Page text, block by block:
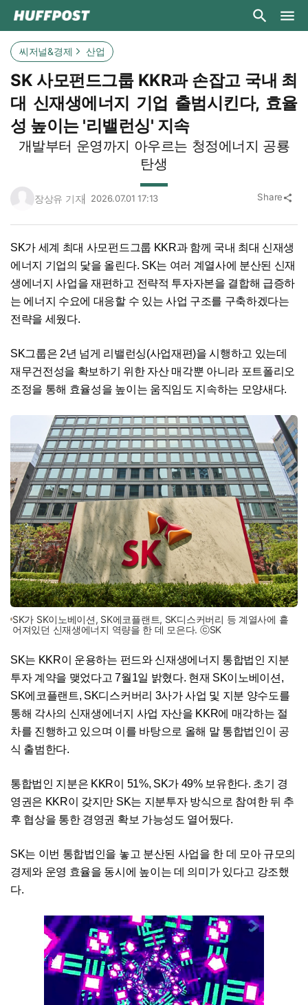
씨저널&경제 산업
SK 사모펀드그룹 KKR과 손잡고 국내 최
대 신재생에너지 기업 출범시킨다, 효율
성 높이는 '리밸런싱' 지속
개발부터 운영까지 아우르는 청정에너지 공룡
탄생
장상유 기자 2026.07.01 17:13 Share share
SK가 세계 최대 사모펀드그룹 KKR과 함께 국내 최대 신재생
에너지 기업의 닻을 올린다. SK는 여러 계열사에 분산된 신재
생에너지 사업을 재편하고 전략적 투자자본을 결합해 급증하
는 에너지 수요에 대응할 수 있는 사업 구조를 구축하겠다는
전략을 세웠다.
SK그룹은 2년 넘게 리밸런싱(사업재편)을 시행하고 있는데
재무건전성을 확보하기 위한 자산 매각뿐 아니라 포트폴리오
조정을 통해 효율성을 높이는 움직임도 지속하는 모양새다.
SK가 SK이노베이션, SK에코플랜트, SK디스커버리 등 계열사에 흩
어져있던 신재생에너지 역량을 한 데 모은다. ⓒSK
SK는 KKR이 운용하는 펀드와 신재생에너지 통합법인 지분
투자 계약을 맺었다고 7월1일 밝혔다. 현재 SK이노베이션,
SK에코플랜트, SK디스커버리 3사가 사업 및 지분 양수도를
통해 각사의 신재생에너지 사업 자산을 KKR에 매각하는 절
차를 진행하고 있으며 이를 바탕으로 올해 말 통합법인이 공
식 출범한다.
통합법인 지분은 KKR이 51%, SK가 49% 보유한다. 초기 경
영권은 KKR이 갖지만 SK는 지분투자 방식으로 참여한 뒤 추
후 협상을 통한 경영권 확보 가능성도 열어뒀다.
SK는 이번 통합법인을 놓고 분산된 사업을 한 데 모아 규모의
경제와 운영 효율을 동시에 높이는 데 의미가 있다고 강조했
다.